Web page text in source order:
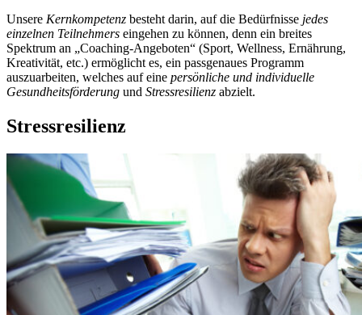
Unsere Kernkompetenz besteht darin, auf die Bedürfnisse jedes
einzelnen Teilnehmers eingehen zu können, denn ein breites
Spektrum an „Coaching-Angeboten“ (Sport, Wellness, Ernährung,
Kreativität, etc.) ermöglicht es, ein passgenaues Programm
auszuarbeiten, welches auf eine persönliche und individuelle
Gesundheitsförderung und Stressresilienz abzielt.
Stressresilienz